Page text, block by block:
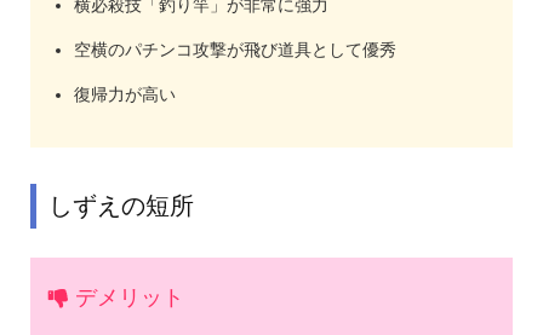
横必殺技「釣り竿」が非常に強力
空横のパチンコ攻撃が飛び道具として優秀
復帰力が高い
しずえの短所
デメリット